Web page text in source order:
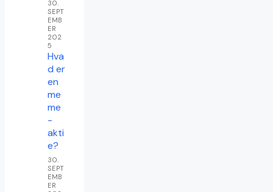
30.
SEPT
EMB
ER
202
5
Hva
d er
en
me
me
-
akti
e?
30.
SEPT
EMB
ER